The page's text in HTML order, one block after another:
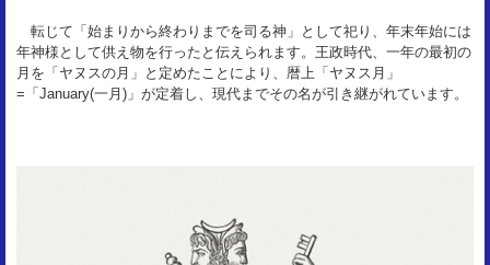
転じて「始まりから終わりまでを司る神」として祀り、年末年始には
年神様として供え物を行ったと伝えられます。王政時代、一年の最初の
月を「ヤヌスの月」と定めたことにより、暦上「ヤヌス月」
=「January(一月)」が定着し、現代までその名が引き継がれています。